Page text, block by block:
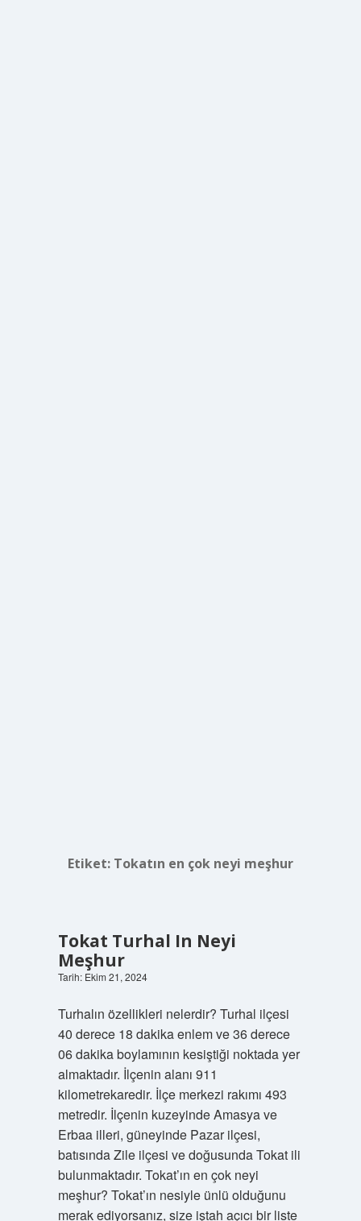
Etiket: Tokatın en çok neyi meşhur
Tokat Turhal In Neyi
Meşhur
Tarih: Ekim 21, 2024
Turhalın özellikleri nelerdir? Turhal ilçesi
40 derece 18 dakika enlem ve 36 derece
06 dakika boylamının kesiştiği noktada yer
almaktadır. İlçenin alanı 911
kilometrekaredir. İlçe merkezi rakımı 493
metredir. İlçenin kuzeyinde Amasya ve
Erbaa illeri, güneyinde Pazar ilçesi,
batısında Zile ilçesi ve doğusunda Tokat ili
bulunmaktadır. Tokat’ın en çok neyi
meşhur? Tokat’ın nesiyle ünlü olduğunu
merak ediyorsanız, size iştah açıcı bir liste